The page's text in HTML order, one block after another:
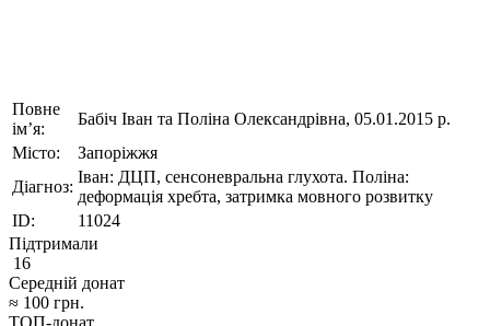
Повне
ім’я:
Бабіч Іван та Поліна Олександрівна, 05.01.2015 р.
Місто:
Запоріжжя
Діагноз:
Іван: ДЦП, сенсоневральна глухота. Поліна:
деформація хребта, затримка мовного розвитку
ID:
11024
Підтримали
16
Середній донат
≈ 100 грн.
ТОП-донат